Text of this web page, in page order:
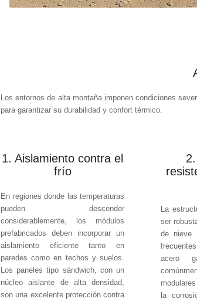
Los entornos de alta montaña imponen condiciones
para garantizar su durabilidad y confort térmico.
1. Aislamiento contra el
frío
En regiones donde las temperaturas
pueden descender
considerablemente, los módulos
prefabricados deben incorporar un
aislamiento eficiente tanto en
paredes como en techos y suelos.
Los paneles tipo sándwich, con un
núcleo aislante de alta densidad,
son una excelente protección contra
La
ser
de nieve
acero
la